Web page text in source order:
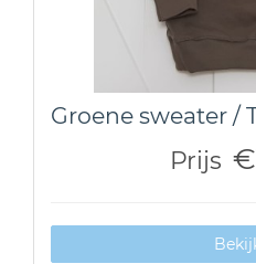
Groene sweater /
Prijs